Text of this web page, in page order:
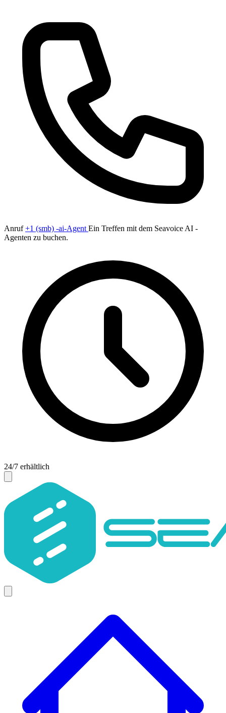
Anruf+1 (smb) -ai-Agent Ein Treffen mit dem Seavoice AI -
Agenten zu buchen.
24/7 erhältlich